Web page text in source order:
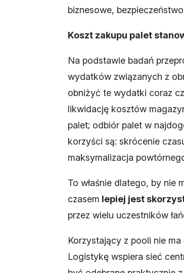
biznesowe,
Koszt zakupu palet
Na podstawie badań
wydatków związanych z
obniżyć te wydatki coraz
likwidację kosztów
palet; odbiór palet w
korzyści są: skrócenie
maksymalizacja
To właśnie dlatego, by
czasem lepiej jest
przez wielu uczestników
Korzystający z pooli nie
Logistykę wspiera sieć